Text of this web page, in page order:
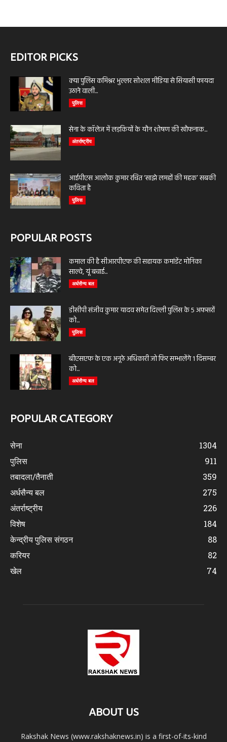
EDITOR PICKS
क्या पुलिस कमिश्नर भुल्लर सोशल मीडिया से सियासी फायदा
उठाने वाली...
पुलिस
सेना के कॉलेज में लड़कियों के यौन शोषण की खौफनाक...
अंतर्राष्ट्रीय
आईपीएस आलोक कुमार रचित ‘साझे लमहों की महक’ सबकी
कविता है
पुलिस
POPULAR POSTS
कमाल की है सीआरपीएफ की सहायक कमांडेंट मोनिका
साल्वे, यूं बचाई...
अर्धसैन्य बल
डीसीपी संजीव कुमार यादव समेत दिल्ली पुलिस के 5 अफसरों
को...
पुलिस
बीएसएफ के एक अनूठे अधिकारी जो फिर सम्भालेंगे 1 दिसम्बर
को...
अर्धसैन्य बल
POPULAR CATEGORY
सेना
1304
पुलिस
911
तबादला/तैनाती
359
अर्धसैन्य बल
275
अंतर्राष्ट्रीय
226
विशेष
184
केन्द्रीय पुलिस संगठन
88
करियर
82
खेल
74
ABOUT US
Rakshak News (www.rakshaknews.in) is a first-of-its-kind